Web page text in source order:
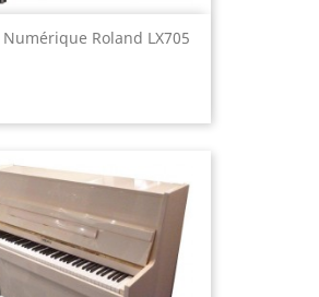
Numérique Roland LX705